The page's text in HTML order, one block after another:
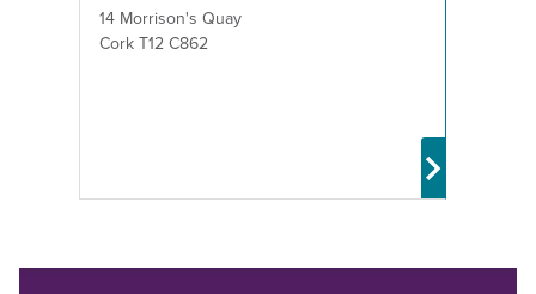
14 Morrison's Quay
Cork T12 C862